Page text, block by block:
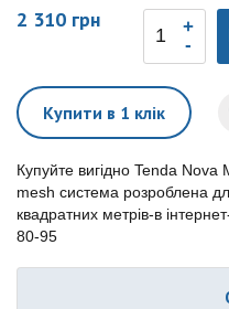
2 310 грн
Купити в 1 клік
Купуйте вигідно Tenda
mesh система розроблена
квадратних метрів-в
80-95